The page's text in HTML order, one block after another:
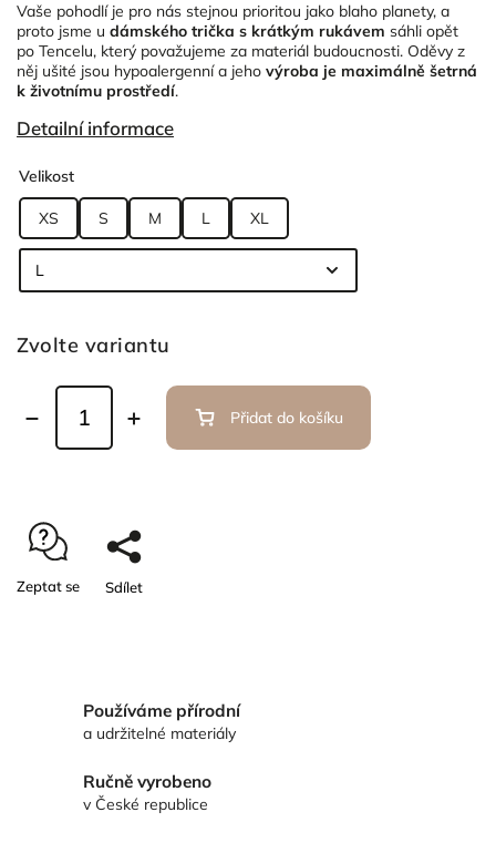
Vaše pohodlí je pro nás stejnou prioritou jako blaho planety, a
proto jsme u dámského trička s krátkým rukávem sáhli opět
po Tencelu, který považujeme za materiál budoucnosti. Oděvy z
něj ušité jsou hypoalergenní a jeho výroba je maximálně šetrná
k životnímu prostředí.
Detailní informace
Velikost
XS S M L XL
Zvolte variantu
Přidat do košíku
Zeptat se Sdílet
Používáme přírodní
a udržitelné materiály
Ručně vyrobeno
v České republice